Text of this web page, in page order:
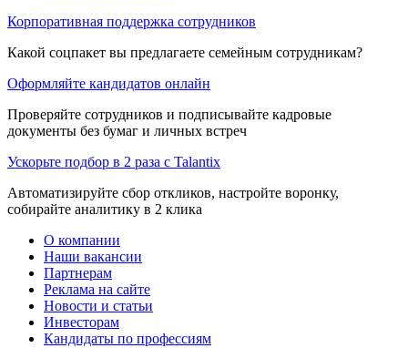
Корпоративная поддержка сотрудников
Какой соцпакет вы предлагаете семейным сотрудникам?
Оформляйте кандидатов онлайн
Проверяйте сотрудников и подписывайте кадровые
документы без бумаг и личных встреч
Ускорьте подбор в 2 раза с Talantix
Автоматизируйте сбор откликов, настройте воронку,
собирайте аналитику в 2 клика
О компании
Наши вакансии
Партнерам
Реклама на сайте
Новости и статьи
Инвесторам
Кандидаты по профессиям